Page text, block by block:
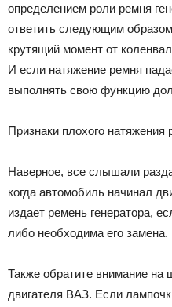
определением роли ремня
ответить следующим
крутящий момент от
И если натяжение ремня
выполнять свою функцию
Признаки плохого натяжения
Наверное, все слышали
когда автомобиль начинал
издает ремень генератора,
либо необходима его замена.
Также обратите внимание на
двигателя ВАЗ. Если